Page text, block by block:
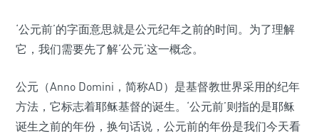
‘公元前’的字面意思就是公元纪年之前的时间。为了理解
它，我们需要先了解‘公元’这一概念。
公元（Anno Domini，简称AD）是基督教世界采用的纪年
方法，它标志着耶稣基督的诞生。‘公元前’则指的是耶稣
诞生之前的年份，换句话说，公元前的年份是我们今天看